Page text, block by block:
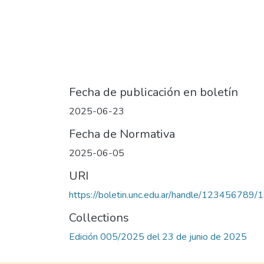
Fecha de publicación en boletín
2025-06-23
Fecha de Normativa
2025-06-05
URI
https://boletin.unc.edu.ar/handle/123456789/
Collections
Edición 005/2025 del 23 de junio de 2025